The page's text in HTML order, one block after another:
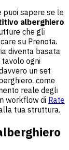
puoi sapere se le
alberghiero
che gli
su Prenota.
diventa basata
tavolo ogni
un set
come
reale degli
workflow di Rate
tua struttura.